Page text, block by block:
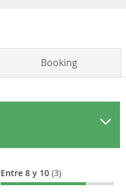
Booking
Entre 8 y 10(3)